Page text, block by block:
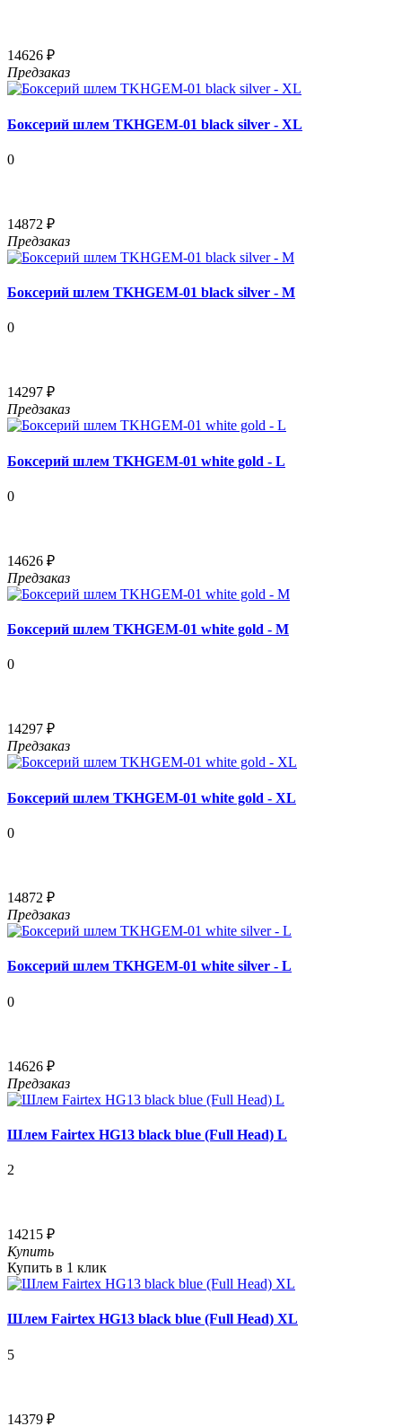
14626 ₽
Предзаказ
Боксерий шлем TKHGEM-01 black silver - XL
0
14872 ₽
Предзаказ
Боксерий шлем TKHGEM-01 black silver - M
0
14297 ₽
Предзаказ
Боксерий шлем TKHGEM-01 white gold - L
0
14626 ₽
Предзаказ
Боксерий шлем TKHGEM-01 white gold - M
0
14297 ₽
Предзаказ
Боксерий шлем TKHGEM-01 white gold - XL
0
14872 ₽
Предзаказ
Боксерий шлем TKHGEM-01 white silver - L
0
14626 ₽
Предзаказ
Шлем Fairtex HG13 black blue (Full Head) L
2
14215 ₽
Купить
Купить в 1 клик
Шлем Fairtex HG13 black blue (Full Head) XL
5
14379 ₽